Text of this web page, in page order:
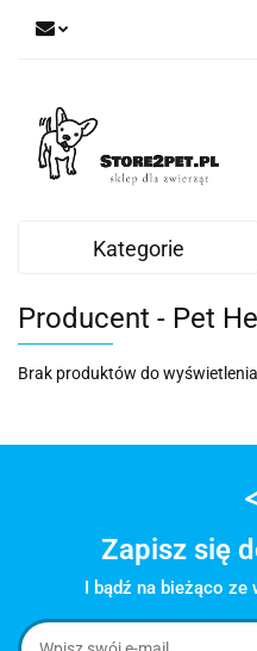
Kategorie
Producent - Pet
Brak produktów do wyświetlenia
Zapisz się
I bądź na bieżąco